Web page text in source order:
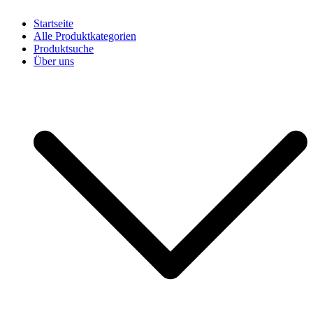
Startseite
Alle Produktkategorien
Produktsuche
Über uns